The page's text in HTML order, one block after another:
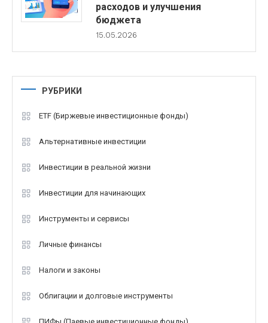
расходов и улучшения
бюджета
15.05.2026
РУБРИКИ
ETF (Биржевые инвестиционные фонды)
Альтернативные инвестиции
Инвестиции в реальной жизни
Инвестиции для начинающих
Инструменты и сервисы
Личные финансы
Налоги и законы
Облигации и долговые инструменты